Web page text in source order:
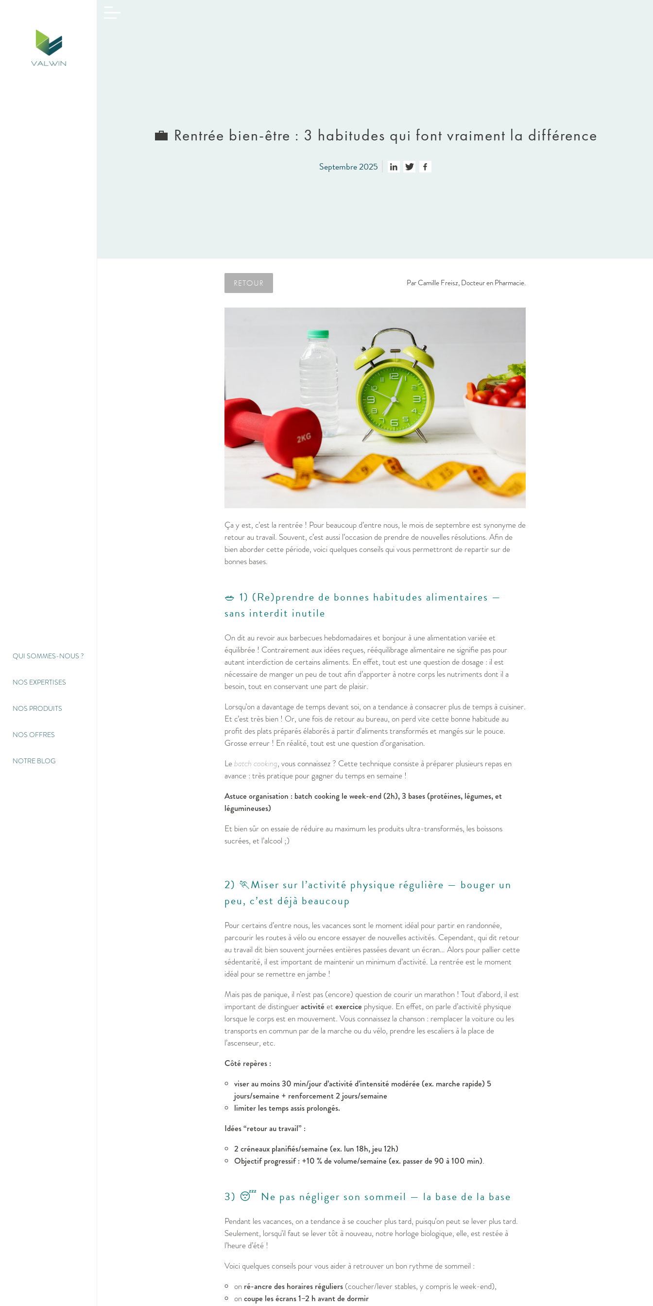
​💼 Rentrée bien-être : 3 habitudes qui font vraiment la différence
Septembre 2025
RETOUR ParCamille Freisz, Docteur en Pharmacie.
Ça y est, c’est la rentrée ! Pour beaucoup d’entre nous, le mois de septembre est synonyme de
retour au travail. Souvent, c’est aussi l’occasion de prendre de nouvelles résolutions. Afin de
bien aborder cette période, voici quelques conseils qui vous permettront de repartir sur de
bonnes bases.
🥗​ 1) (Re)prendre de bonnes habitudes alimentaires —
sans interdit inutile
On dit au revoir aux barbecues hebdomadaires et bonjour à une alimentation variée et
équilibrée ! Contrairement aux idées reçues, rééquilibrage alimentaire ne signifie pas pour
autant interdiction de certains aliments. En effet, tout est une question de dosage : il est
nécessaire de manger un peu de tout afin d’apporter à notre corps les nutriments dont il a
besoin, tout en conservant une part de plaisir.
Lorsqu’on a davantage de temps devant soi, on a tendance à consacrer plus de temps à cuisiner.
Et c’est très bien ! Or, une fois de retour au bureau, on perd vite cette bonne habitude au
profit des plats préparés élaborés à partir d’aliments transformés et mangés sur le pouce.
Grosse erreur ! En réalité, tout est une question d’organisation.
Lebatch cooking, vous connaissez ? Cette technique consiste à préparer plusieurs repas en
avance : très pratique pour gagner du temps en semaine !
Astuce organisation : batch cooking le week-end (2h), 3 bases (protéines, légumes, et
légumineuses)
Et bien sûr on essaie de réduire au maximum les produits ultra-transformés, les boissons
sucrées, et l’alcool ;)
2) 🏃​Miser sur l’activité physique régulière — bouger un
peu, c’est déjà beaucoup
Pour certains d’entre nous, les vacances sont le moment idéal pour partir en randonnée,
parcourir les routes à vélo ou encore essayer de nouvelles activités. Cependant, qui dit retour
au travail dit bien souvent journées entières passées devant un écran… Alors pour pallier cette
sédentarité, il est important de maintenir un minimum d’activité. La rentrée est le moment
idéal pour se remettre en jambe !
Mais pas de panique, il n’est pas (encore) question de courir un marathon ! Tout d’abord, il est
important de distingueractivité et exercice physique. En effet, on parle d’activité physique
lorsque le corps est en mouvement. Vous connaissez la chanson : remplacer la voiture ou les
transports en commun par de la marche ou du vélo, prendre les escaliers à la place de
l’ascenseur, etc.
Côté repères :
viser au moins 30 min/jour d’activité d’intensité modérée (ex. marche rapide) 5
jours/semaine + renforcement 2 jours/semaine
limiter les temps assis prolongés.
Idées “retour au travail” :
2 créneaux planifiés/semaine (ex. lun 18h, jeu 12h)
Objectif progressif : +10 % de volume/semaine (ex. passer de 90 à 100 min).
3) 😴​ Ne pas négliger son sommeil — la base de la base
Pendant les vacances, on a tendance à se coucher plus tard, puisqu’on peut se lever plus tard.
Seulement, lorsqu’il faut se lever tôt à nouveau, notre horloge biologique, elle, est restée à
l’heure d’été !
Voici quelques conseils pour vous aider à retrouver un bon rythme de sommeil :
on ré-ancre des horaires réguliers (coucher/lever stables, y compris le week-end),
oncoupe les écrans 1–2 h avant de dormir
QUI SOMMES-NOUS ?
NOS EXPERTISES
NOS PRODUITS
NOS OFFRES
NOTRE BLOG